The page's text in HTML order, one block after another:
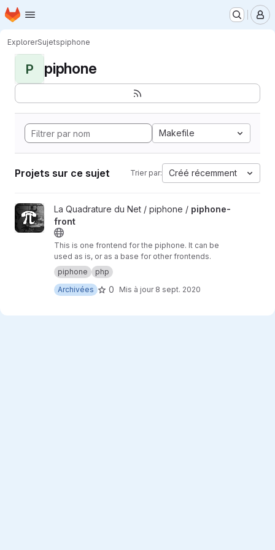
Passer au contenu principal
Page d'accueil
ExplorerSujetspiphone
P piphone
Makefile
Projets sur ce sujet Trier par: Créé récemment
Afficher le projet piphone-front
La Quadrature du Net / piphone / piphone-
front
This is one frontend for the piphone. It can be
used as is, or as a base for other frontends.
piphone
php
Archivées
0 Mis à jour 8 sept. 2020